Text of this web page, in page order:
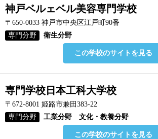
神戸ベルェベル美容専門学校
〒650-0033 神戸市中央区江戸町90番
専門分野
衛生分野
この学校のサイトを見る
専門学校日本工科大学校
〒672-8001 姫路市兼田383-22
専門分野
工業分野 文化・教養分野
この学校のサイトを見る